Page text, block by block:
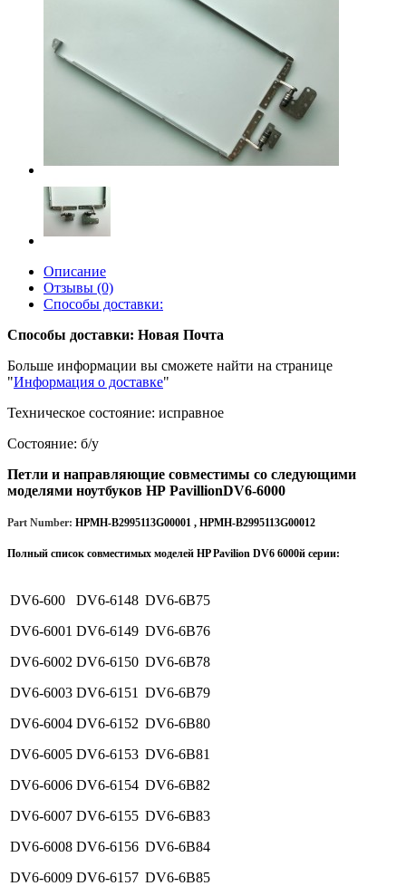
Описание
Отзывы (0)
Способы доставки:
Способы доставки: Новая Почта
Больше информации вы сможете найти на странице
"Информация о доставке"
Техническое состояние: исправное
Состояние: б/у
Петли и направляющие совместимы со следующими
моделями ноутбуков HP PavillionDV6-6000
Part Number: HPMH-B2995113G00001 , HPMH-B2995113G00012
Полный список совместимых моделей HP Pavilion DV6 6000й серии:
DV6-600
DV6-6001
DV6-6002
DV6-6003
DV6-6004
DV6-6005
DV6-6006
DV6-6007
DV6-6008
DV6-6009
DV6-6148
DV6-6149
DV6-6150
DV6-6151
DV6-6152
DV6-6153
DV6-6154
DV6-6155
DV6-6156
DV6-6157
DV6-6B75
DV6-6B76
DV6-6B78
DV6-6B79
DV6-6B80
DV6-6B81
DV6-6B82
DV6-6B83
DV6-6B84
DV6-6B85